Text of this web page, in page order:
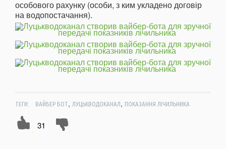
особового рахунку (особи, з ким укладено договір
на водопостачання).
ТЕГИ: ВАЙБЕР БОТ, ЛУЦЬКВОДОКАНАЛ, ПОКАЗАННЯ ЛІЧИЛЬНИКА
31